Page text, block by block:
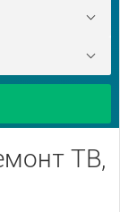
ТВ,